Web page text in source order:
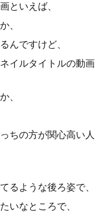
といえば、
、
んですけど、
イルタイトルの動画
、
ちの方が関心高い人
るような後ろ姿で、
いなところで、